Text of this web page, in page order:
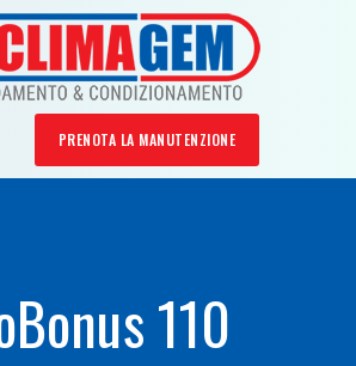
PRENOTA LA MANUTENZIONE
110